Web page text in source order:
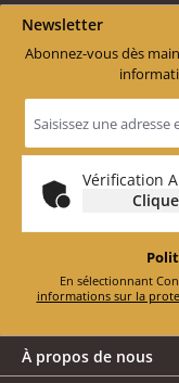
Newsletter
Abonnez-vous dès
e-
mail
*
Vérification
informations sur la
À propos de nous